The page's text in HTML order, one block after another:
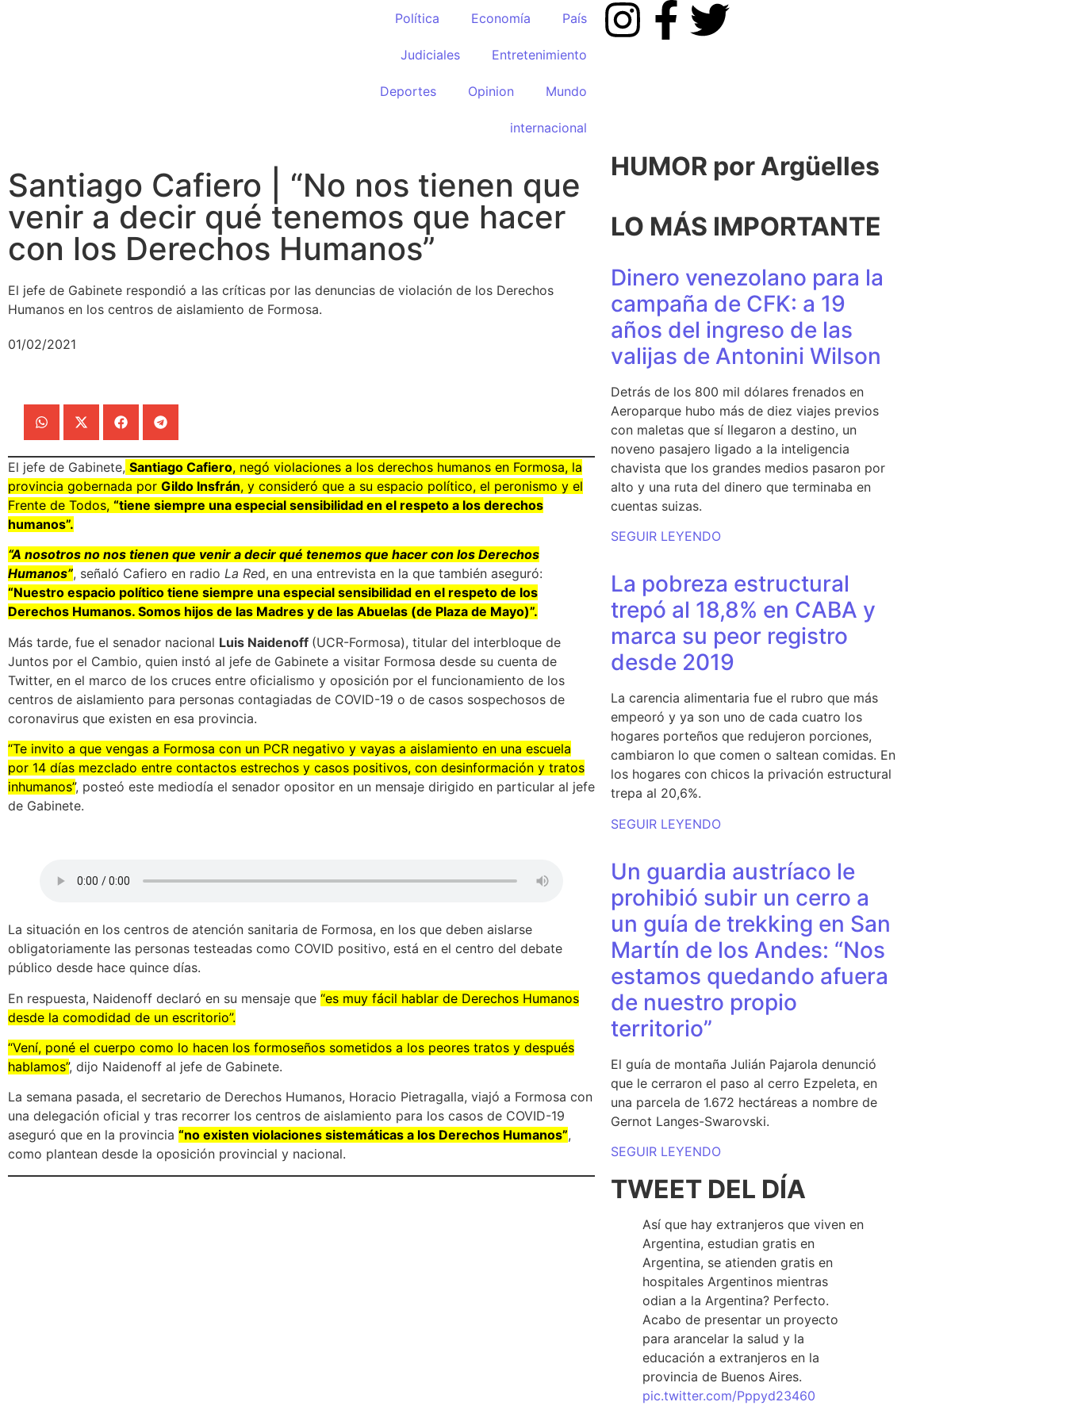
Política Economía País
Judiciales Entretenimiento
Deportes Opinion Mundo
internacional
Santiago Cafiero | “No nos tienen que
venir a decir qué tenemos que hacer
con los Derechos Humanos”
El jefe de Gabinete respondió a las críticas por las denuncias de violación de los Derechos
Humanos en los centros de aislamiento de Formosa.
01/02/2021
El jefe de Gabinete, Santiago Cafiero, negó violaciones a los derechos humanos en Formosa, la
provincia gobernada por Gildo Insfrán, y consideró que a su espacio político, el peronismo y el
Frente de Todos, “tiene siempre una especial sensibilidad en el respeto a los derechos
humanos”.
“A nosotros no nos tienen que venir a decir qué tenemos que hacer con los Derechos
Humanos”, señaló Cafiero en radio La Red, en una entrevista en la que también aseguró:
“Nuestro espacio político tiene siempre una especial sensibilidad en el respeto de los
Derechos Humanos. Somos hijos de las Madres y de las Abuelas (de Plaza de Mayo)”.
Más tarde, fue el senador nacional Luis Naidenoff (UCR-Formosa), titular del interbloque de
Juntos por el Cambio, quien instó al jefe de Gabinete a visitar Formosa desde su cuenta de
Twitter, en el marco de los cruces entre oficialismo y oposición por el funcionamiento de los
centros de aislamiento para personas contagiadas de COVID-19 o de casos sospechosos de
coronavirus que existen en esa provincia.
“Te invito a que vengas a Formosa con un PCR negativo y vayas a aislamiento en una escuela
por 14 días mezclado entre contactos estrechos y casos positivos, con desinformación y tratos
inhumanos”, posteó este mediodía el senador opositor en un mensaje dirigido en particular al jefe
de Gabinete.
La situación en los centros de atención sanitaria de Formosa, en los que deben aislarse
obligatoriamente las personas testeadas como COVID positivo, está en el centro del debate
público desde hace quince días.
En respuesta, Naidenoff declaró en su mensaje que “es muy fácil hablar de Derechos Humanos
desde la comodidad de un escritorio”.
“Vení, poné el cuerpo como lo hacen los formoseños sometidos a los peores tratos y después
hablamos”, dijo Naidenoff al jefe de Gabinete.
La semana pasada, el secretario de Derechos Humanos, Horacio Pietragalla, viajó a Formosa con
una delegación oficial y tras recorrer los centros de aislamiento para los casos de COVID-19
aseguró que en la provincia “no existen violaciones sistemáticas a los Derechos Humanos”,
como plantean desde la oposición provincial y nacional.
HUMOR por Argüelles​
LO MÁS IMPORTANTE
Dinero venezolano para la
campaña de CFK: a 19
años del ingreso de las
valijas de Antonini Wilson
Detrás de los 800 mil dólares frenados en
Aeroparque hubo más de diez viajes previos
con maletas que sí llegaron a destino, un
noveno pasajero ligado a la inteligencia
chavista que los grandes medios pasaron por
alto y una ruta del dinero que terminaba en
cuentas suizas.
SEGUIR LEYENDO
La pobreza estructural
trepó al 18,8% en CABA y
marca su peor registro
desde 2019
La carencia alimentaria fue el rubro que más
empeoró y ya son uno de cada cuatro los
hogares porteños que redujeron porciones,
cambiaron lo que comen o saltean comidas. En
los hogares con chicos la privación estructural
trepa al 20,6%.
SEGUIR LEYENDO
Un guardia austríaco le
prohibió subir un cerro a
un guía de trekking en San
Martín de los Andes: “Nos
estamos quedando afuera
de nuestro propio
territorio”
El guía de montaña Julián Pajarola denunció
que le cerraron el paso al cerro Ezpeleta, en
una parcela de 1.672 hectáreas a nombre de
Gernot Langes-Swarovski.
SEGUIR LEYENDO
TWEET DEL DÍA
Así que hay extranjeros que viven en
Argentina, estudian gratis en
Argentina, se atienden gratis en
hospitales Argentinos mientras
odian a la Argentina? Perfecto.
Acabo de presentar un proyecto
para arancelar la salud y la
educación a extranjeros en la
provincia de Buenos Aires.
pic.twitter.com/Pppyd23460